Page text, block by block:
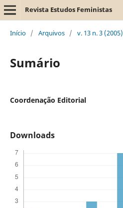
Revista Estudos Feministas
Início / Arquivos / v. 13 n. 3 (2005)
Sumário
Coordenação Editorial
Downloads